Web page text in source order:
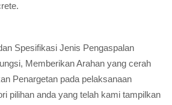
Spesifikasi Jenis Pengaspalan
Memberikan Arahan yang cerah
Penargetan pada pelaksanaan
pilihan anda yang telah kami tampilkan